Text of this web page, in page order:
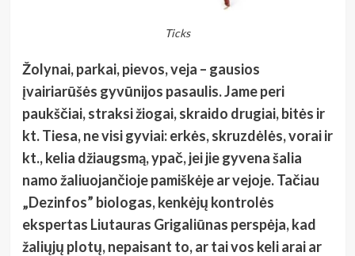
Ticks
Žolynai, parkai, pievos, veja – gausios
įvairiarūšės gyvūnijos pasaulis. Jame peri
paukščiai, straksi žiogai, skraido drugiai, bitės ir
kt. Tiesa, ne visi gyviai: erkės, skruzdėlės, vorai ir
kt., kelia džiaugsmą, ypač, jei jie gyvena šalia
namo žaliuojančioje pamiškėje ar vejoje. Tačiau
„Dezinfos” biologas, kenkėjų kontrolės
ekspertas Liutauras Grigaliūnas perspėja, kad
žaliųjų plotų, nepaisant to, ar tai vos keli arai ar